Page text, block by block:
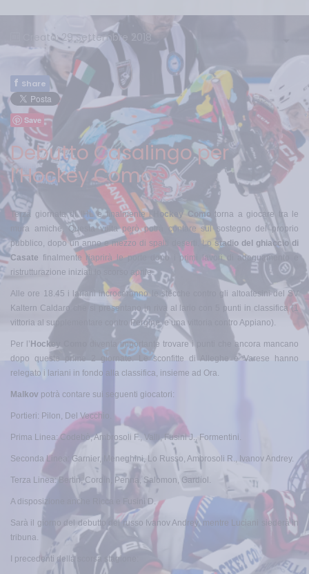
Creato: 29 Settembre 2018
f Share
Save
Debutto Casalingo per
l’Hockey Como
Terza giornata di IHL e finalmente l’ Hockey Como torna a giocare tra le
mura amiche. Questa volta però potrà contare sul sostegno del proprio
pubblico, dopo un anno e mezzo di spalti deserti. Lo stadio del ghiaccio di
Casate finalmente riaprirà le porte dopo i primi lavori di adeguamento e
ristrutturazione iniziati lo scorso aprile.
Alle ore 18.45 i lariani incroceranno le stecche contro gli altoatesini del SV
Kaltern Caldaro che si presentano in riva al lario con 5 punti in classifica (1
vittoria al supplementare contro Pergine, e una vittoria contro Appiano).
Per l’Hockey Como
diventa importante trovare i punti che ancora mancano
dopo queste prime 2 giornate. Le sconfitte di Alleghe e Varese hanno
relegato i lariani in fondo alla classifica, insieme ad Ora.
Malkov potrà contare sui seguenti giocatori:
Portieri: Pilon, Del Vecchio.
Prima Linea: Codebò, Ambrosoli F., Valli, Fusini J., Formentini.
Seconda Linea: Garnier, Meneghini, Lo Russo, Ambrosoli R., Ivanov Andrey.
Terza Linea: Bertin, Cordin, Penna, Salomon, Gardiol.
A disposizione anche Ricca e Fusini D.
Sarà il giorno del debutto del russo Ivanov Andrey, mentre Luciani siederà in
tribuna.
I precedenti della scorsa stagione: